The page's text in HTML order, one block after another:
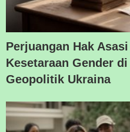
Perjuangan Hak
Kesetaraan Gender
Geopolitik Ukraina